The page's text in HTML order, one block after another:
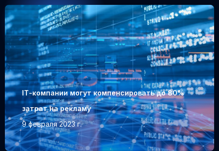
IТ-компании могут компенсировать до 80%
затрат на рекламу
9 февраля 2023 г.